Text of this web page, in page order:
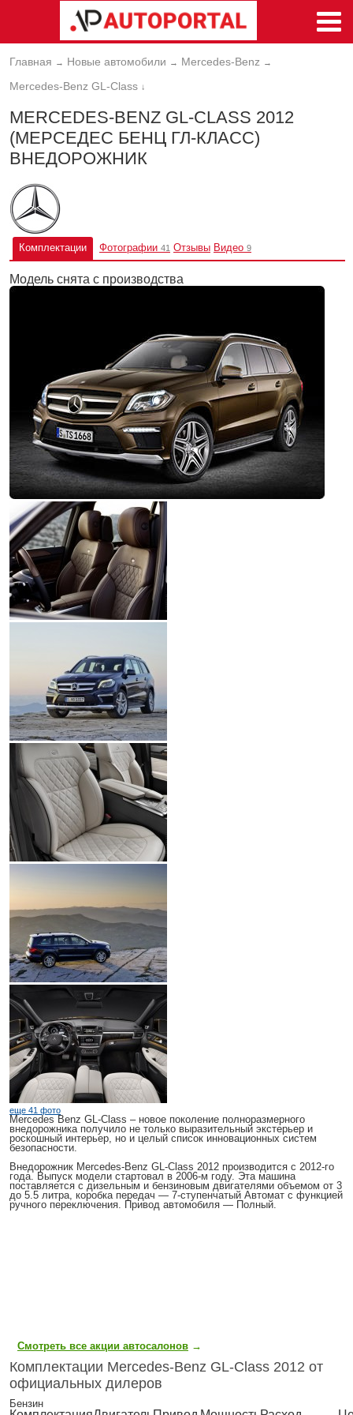
Главная → Новые автомобили → Mercedes-Benz →
Mercedes-Benz GL-Class ↓
MERCEDES-BENZ GL-CLASS 2012
(МЕРСЕДЕС БЕНЦ ГЛ-КЛАСС)
ВНЕДОРОЖНИК
Комплектации Фотографии 41 Отзывы Видео 9
Модель снята с производства
еще 41 фото
Mercedes Benz GL-Class – новое поколение полноразмерного
внедорожника получило не только выразительный экстерьер и
роскошный интерьер, но и целый список инновационных систем
безопасности.
Внедорожник Mercedes-Benz GL-Class 2012 производится с 2012-го
года. Выпуск модели стартовал в 2006-м году. Эта машина
поставляется с дизельным и бензиновым двигателями объемом от 3
до 5.5 литра, коробка передач — 7-ступенчатый Автомат с функцией
ручного переключения. Привод автомобиля — Полный.
Смотреть все акции автосалонов →
Комплектации Mercedes-Benz GL-Class 2012 от
официальных дилеров
Бензин